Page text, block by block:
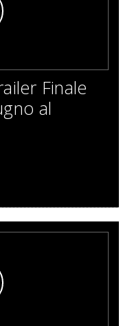
Finale
al